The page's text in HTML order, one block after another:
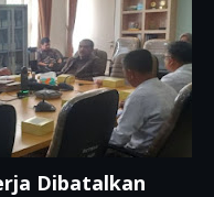
Dibatalkan